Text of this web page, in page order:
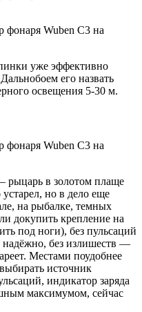
уже эффективно
его назвать
освещения 5-30 м.
рыцарь в золотом плаще
но в дело еще
на рыбалке, темных
докупить крепление на
под ноги), без пульсаций
надёжно, без излишеств —
Местами поудобнее
источник
индикатор заряда
максимумом, сейчас